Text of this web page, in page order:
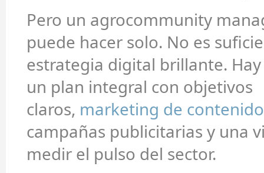
Pero un agrocommunity
puede hacer solo. No es
estrategia digital brillante.
un plan integral con objetivos
claros, marketing de
campañas publicitarias y una
medir el pulso del sector.